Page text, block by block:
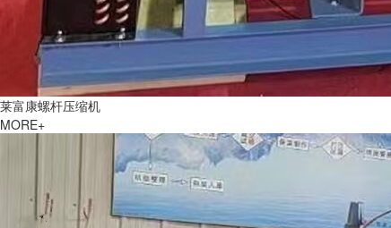
莱富康螺杆压缩机
MORE+